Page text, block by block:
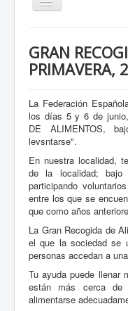
GRAN
PRIMAVERA,
La Federación
los días 5 y 6 de
DE ALIMENTOS,
levsntarse".
En nuestra localidad,
de la localidad; bajo
participando
entre los que se
que como años
La Gran Recogida de
el que la sociedad se
personas accedan a
Tu ayuda puede llenar
están más cerca
alimentarse